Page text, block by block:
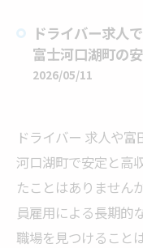
ドライバー求人
富士河口湖町の
2026/05/11
ドライバー 求人や
河口湖町で安定と高
たことはありません
員雇用による長期的
職場を見つけること